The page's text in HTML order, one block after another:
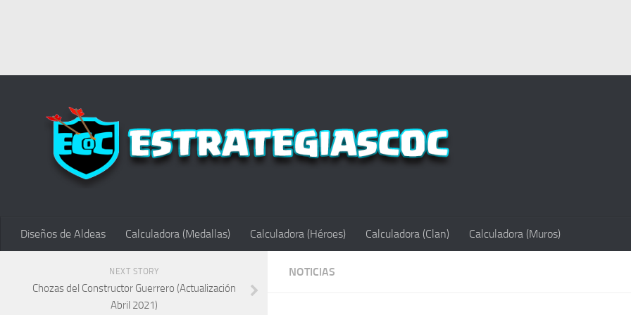
Diseños de Aldeas Calculadora (Medallas) Calculadora (Héroes) Calculadora (Clan) Calculadora (Muros)
NOTICIAS
NEXT STORY
Chozas del Constructor Guerrero (Actualización
Abril 2021)